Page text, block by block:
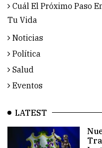
Cuál El Próximo Paso
Tu Vida
Noticias
Política
Salud
Eventos
LATEST